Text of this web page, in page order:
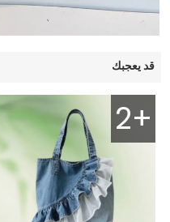
قد يعجبك
2+